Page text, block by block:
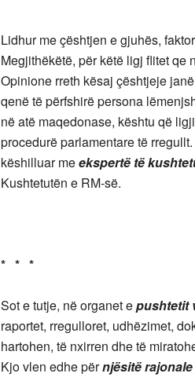
Lidhur me çështjen e gjuhës,
Megjithëkëtë, për këtë ligj flitet qe
Opinione rreth kësaj çështjeje
qenë të përfshirë persona
në atë maqedonase, kështu që
procedurë parlamentare të
këshilluar meekspertë të
Kushtetutën e RM-së.
* * *
Sot e tutje, në organet epushtetit
raportet, rregulloret, udhëzimet,
hartohen, të nxirren dhe të
Kjo vlen edhe përnjësitë